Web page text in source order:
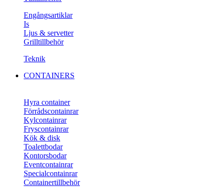
Engångsartiklar
Is
Ljus & servetter
Grilltillbehör
Teknik
CONTAINERS
Hyra container
Förrådscontainrar
Kylcontainrar
Fryscontainrar
Kök & disk
Toalettbodar
Kontorsbodar
Eventcontainrar
Specialcontainrar
Containertillbehör